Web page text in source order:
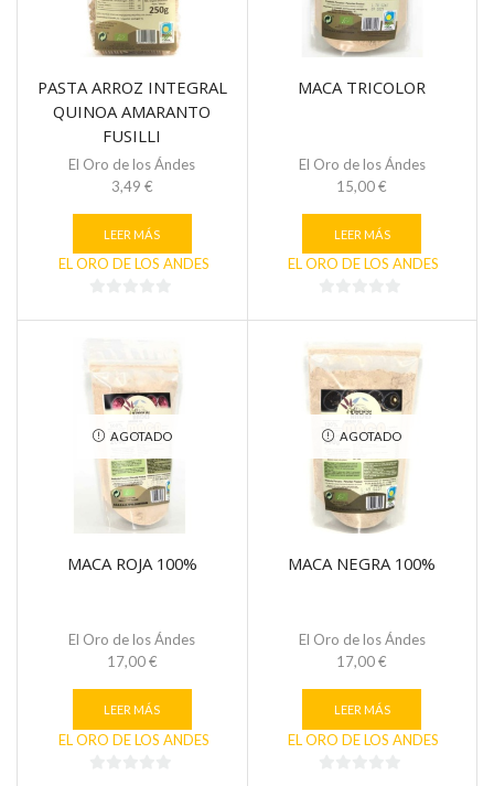
PASTA ARROZ INTEGRAL
QUINOA AMARANTO
FUSILLI
El Oro de los Ándes
3,49 €
LEER MÁS
EL ORO DE LOS ANDES
MACA TRICOLOR
El Oro de los Ándes
15,00€
LEER MÁS
EL ORO DE LOS ANDES
5
AGOTADO
MACA ROJA 100%
El Oro de los Ándes
17,00€
LEER MÁS
EL ORO DE LOS ANDES
AGOTADO
MACA NEGRA 100%
El Oro de los Ándes
17,00€
LEER MÁS
EL ORO DE LOS ANDES